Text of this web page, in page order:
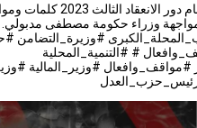
كشف حساب النائب عبد المنعم
مواجهة وزراء حكومة مصطفى مدبولي.
#وزيرة_التضامن
# #التنمية_المحلية
#مواقف_وافعال #وزير_المالية